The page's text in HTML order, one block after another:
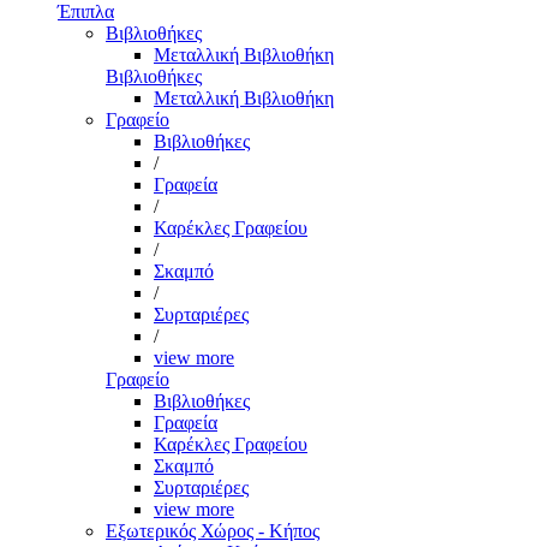
Έπιπλα
Βιβλιοθήκες
Μεταλλική Βιβλιοθήκη
Βιβλιοθήκες
Μεταλλική Βιβλιοθήκη
Γραφείο
Βιβλιοθήκες
/
Γραφεία
/
Καρέκλες Γραφείου
/
Σκαμπό
/
Συρταριέρες
/
view more
Γραφείο
Βιβλιοθήκες
Γραφεία
Καρέκλες Γραφείου
Σκαμπό
Συρταριέρες
view more
Εξωτερικός Χώρος - Κήπος